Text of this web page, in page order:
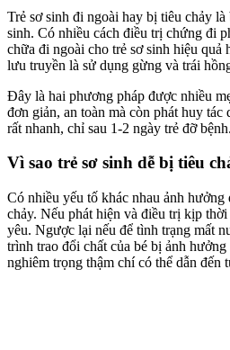
Trẻ sơ sinh đi ngoài hay bị tiêu chảy
sinh. Có nhiều cách điều trị chứng đi
chữa đi ngoài cho trẻ sơ sinh hiệu quả
lưu truyền là sử dụng gừng và trái
Đây là hai phương pháp được nhiều
đơn giản, an toàn mà còn phát huy
rất nhanh, chỉ sau 1-2 ngày trẻ đỡ bệnh.
Vì sao trẻ sơ sinh dễ bị tiêu
Có nhiều yếu tố khác nhau ảnh hưởng
chảy. Nếu phát hiện và điều trị kịp
yêu. Ngược lại nếu để tình trạng mất
trình trao đổi chất của bé bị ảnh
nghiêm trọng thậm chí có thể dẫn đến